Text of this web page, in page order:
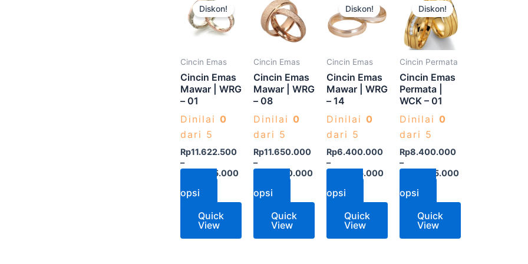
Diskon!
Cincin Emas
Cincin Emas
Mawar | WRG
– 01
Dinilai 0
dari 5
Rp11.622.500
–
Rp
12.275.000
opsi
ini
memiliki
ini
diambil
halaman
Quick
View
Cincin Emas
Cincin Emas
Mawar | WRG
– 08
Dinilai 0
dari 5
Rp11.650.000
–
Rp
12.300.000
opsi
ini
memiliki
beberapa
ini
diambil
halaman
Quick
View
Diskon!
Cincin Emas
Cincin Emas
Mawar | WRG
– 14
Dinilai 0
dari 5
Rp6.400.000
–
Rp
12.145.000
opsi
ini
memiliki
beberapa
ini
diambil
halaman
Quick
View
Diskon!
Cincin Permata
Cincin Emas
Permata |
WCK – 01
Dinilai 0
dari 5
Rp8.400.000
–
Rp
14.075.000
opsi
ini
memiliki
beberapa
varian.
ini
dapat
diambil
halaman
Quick
View